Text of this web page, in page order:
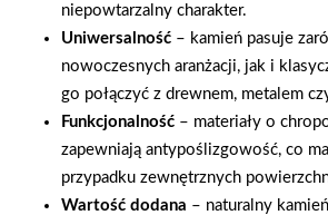
niepowtarzalny charakter.
Uniwersalność – kamień pasuje
nowoczesnych aranżacji, jak i
go połączyć z drewnem, metalem
Funkcjonalność – materiały o
zapewniają antypoślizgowość, co
przypadku zewnętrznych
Wartość dodana – naturalny